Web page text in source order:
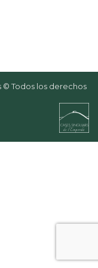
© Todos los derechos